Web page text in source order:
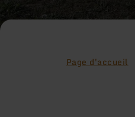
Page d'accueil